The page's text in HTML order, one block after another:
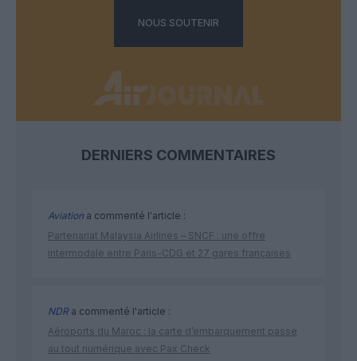
NOUS SOUTENIR
DERNIERS COMMENTAIRES
Aviation a commenté l'article :
Partenariat Malaysia Airlines – SNCF : une offre
intermodale entre Paris-CDG et 27 gares françaises
NDRa commenté l'article :
Aéroports du Maroc : la carte d’embarquement passe
au tout numérique avec Pax Check